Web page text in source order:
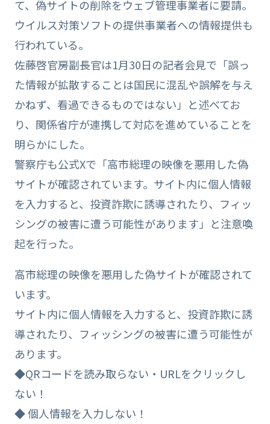
て、偽サイトの削除をウェブ管理事業者に要請。
ウイルス対策ソフトの提供事業者への情報提供も
行われている。
佐藤啓官房副長官は1月30日の記者会見で「誤っ
た情報が拡散することは国民に混乱や誤解を与え
かねず、看過できるものではない」と述べてお
り、関係省庁が連携して対応を進めていることを
明らかにした。
警察庁も公式Xで「高市総理の映像を悪用した偽
サイトが確認されています。サイト内に個人情報
を入力すると、投資詐欺に誘導されたり、フィッ
シングの被害に遭う可能性があります」と注意喚
起を行った。
高市総理の映像を悪用した偽サイトが確認されて
います。
サイト内に個人情報を入力すると、投資詐欺に誘
導されたり、フィッシングの被害に遭う可能性が
あります。
◆QRコードを読み取らない・URLをクリックし
ない！
◆ 個人情報を入力しない！